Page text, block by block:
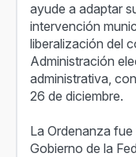
ayude a adaptar
intervención
liberalización del
Administración
administrativa,
26 de diciembre.
La Ordenanza
Gobierno de la